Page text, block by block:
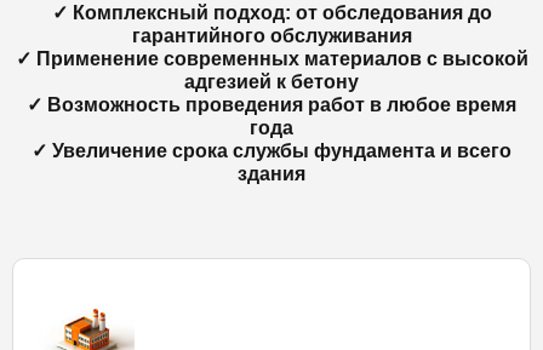
✓ Комплексный подход: от обследования до
гарантийного обслуживания
✓ Применение современных материалов с высокой
адгезией к бетону
✓ Возможность проведения работ в любое время
года
✓ Увеличение срока службы фундамента и всего
здания